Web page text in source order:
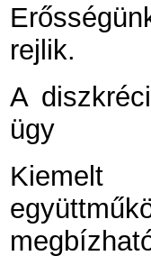
rejlik.
A
ügy
Kiemelt